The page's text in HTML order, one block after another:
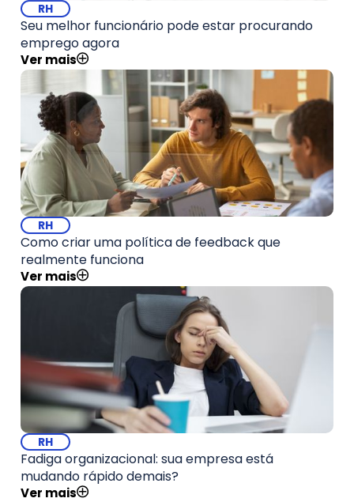
RH
Seu melhor funcionário pode estar procurando
emprego agora
Ver mais
RH
Como criar uma política de feedback que
realmente funciona
Ver mais
RH
Fadiga organizacional: sua empresa está
mudando rápido demais?
Ver mais